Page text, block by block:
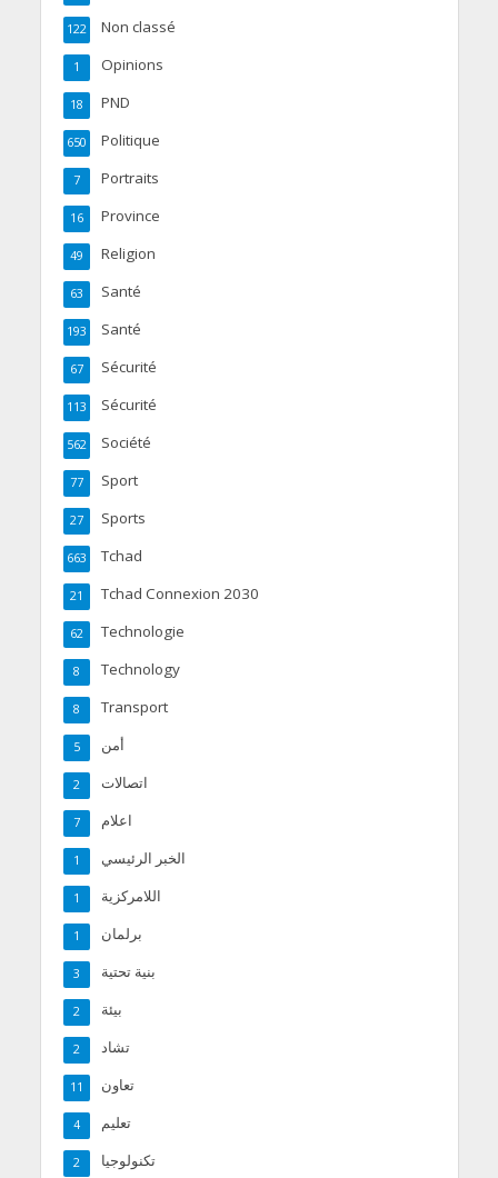
Non classé
122
Opinions
1
PND
18
Politique
650
Portraits
7
Province
16
Religion
49
Santé
63
Santé
193
Sécurité
67
Sécurité
113
Société
562
Sport
77
Sports
27
Tchad
663
Tchad Connexion 2030
21
Technologie
62
Technology
8
Transport
8
أمن 5
اتصالات 2
اعلام 7
الخبر الرئيسي 1
اللامركزية 1
برلمان 1
بنية تحتية 3
بيئة 2
تشاد 2
تعاون 11
تعليم 4
تكنولوجيا 2